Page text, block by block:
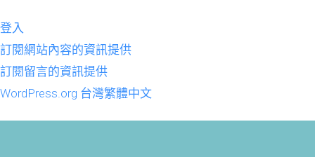
登入
訂閱網站內容的資訊提供
訂閱留言的資訊提供
WordPress.org 台灣繁體中文